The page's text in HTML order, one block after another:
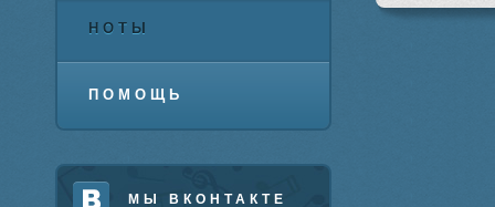
НОТЫ
ПОМОЩЬ
МЫ ВКОНТАКТЕ